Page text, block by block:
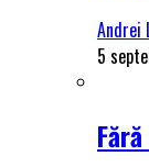
Andrei
5